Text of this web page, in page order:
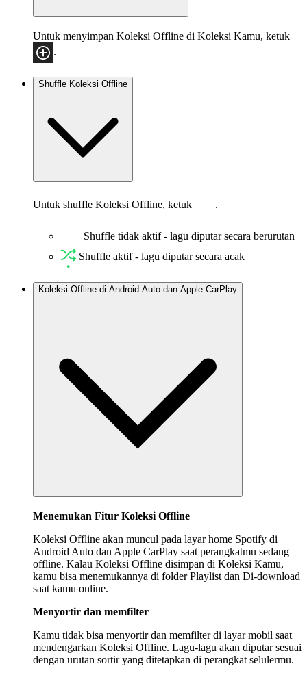
Untuk menyimpan Koleksi Offline di Koleksi Kamu, ketuk
Shuffle Koleksi Offline
Untuk shuffle Koleksi Offline, ketuk .
Shuffle tidak aktif - lagu diputar secara berurutan
Shuffle aktif - lagu diputar secara acak
Koleksi Offline di Android Auto dan Apple CarPlay
Menemukan Fitur Koleksi Offline
Koleksi Offline akan muncul pada layar home Spotify di
Android Auto dan Apple CarPlay saat perangkatmu sedang
offline. Kalau Koleksi Offline disimpan di Koleksi Kamu,
kamu bisa menemukannya di folder Playlist dan Di-download
saat kamu online.
Menyortir dan memfilter
Kamu tidak bisa menyortir dan memfilter di layar mobil saat
mendengarkan Koleksi Offline. Lagu-lagu akan diputar sesuai
dengan urutan sortir yang ditetapkan di perangkat selulermu.